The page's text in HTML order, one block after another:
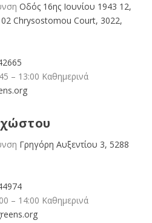
Οδός 16ης Ιουνίου 1943 12,
Chrysostomou Court, 3022,
– 13:00 Καθημερινά
Γρηγόρη Αυξεντίου 3, 5288
– 14:00 Καθημερινά